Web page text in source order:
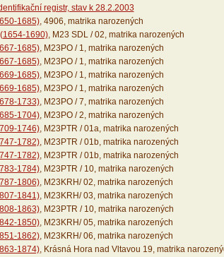
registr, stav k 28.2.2003
1685), 4906, matrika narozených
1690), M23 SDL / 02, matrika narozených
1685), M23PO / 1, matrika narozených
1685), M23PO / 1, matrika narozených
1685), M23PO / 1, matrika narozených
1685), M23PO / 1, matrika narozených
1733), M23PO / 7, matrika narozených
1704), M23PO / 2, matrika narozených
1746), M23PTR / 01a, matrika narozených
1782), M23PTR / 01b, matrika narozených
1782), M23PTR / 01b, matrika narozených
1784), M23PTR / 10, matrika narozených
1806), M23KRH/ 02, matrika narozených
1841), M23KRH/ 03, matrika narozených
1863), M23PTR / 10, matrika narozených
1850), M23KRH/ 05, matrika narozených
1862), M23KRH/ 06, matrika narozených
1874), Krásná Hora nad Vltavou 19, matrika